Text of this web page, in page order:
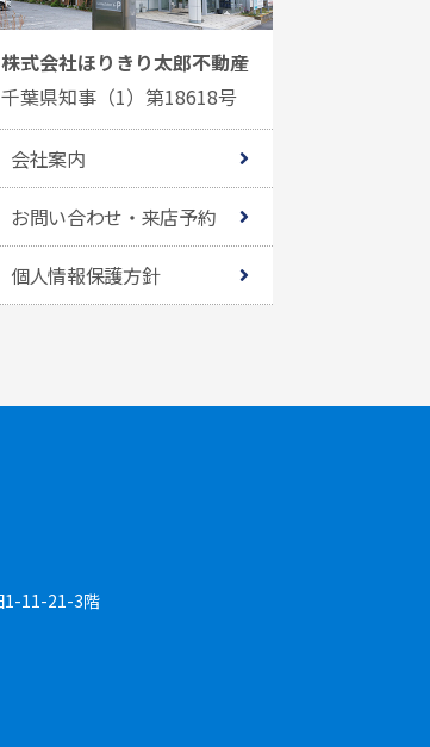
株式会社ほりきり太郎不動産
千葉県知事（1）第18618号
会社案内
お問い合わせ・来店予約
個人情報保護方針
1-11-21-3階